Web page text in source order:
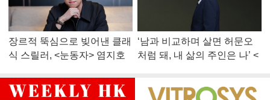
장르적 뚝심으로 빚어낸 클래
식 스릴러, <눈동자> 염지호
‘남과 비교하며 살면 허문오
처럼 돼, 내 삶의 주인은 나’ <